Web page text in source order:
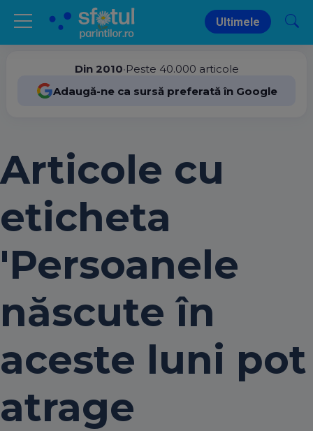
Ultimele
Din 2010•Peste 40.000 articole
Adaugă-ne ca sursă preferată în Google
Articole cu
eticheta
'Persoanele
născute în
aceste luni pot
atrage